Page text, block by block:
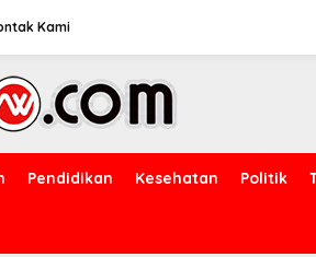
Kami
Pendidikan Kesehatan Politik